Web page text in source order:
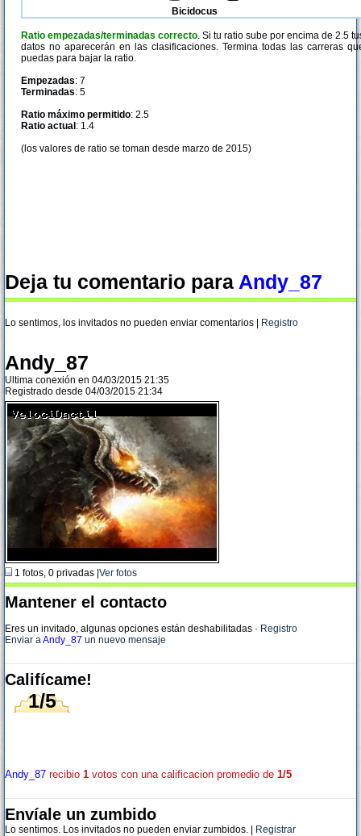
Bicidocus
Ratio empezadas/terminadas correcto. Si tu ratio sube por encima de 2.5
datos no aparecerán en las clasificaciones. Termina todas las carreras
puedas para bajar la ratio.
Empezadas: 7
Terminadas: 5
Ratio máximo permitido: 2.5
Ratio actual : 1.4
(los valores de ratio se toman desde marzo de 2015)
Deja tu comentario para Andy_87
Lo sentimos, los invitados no pueden enviar comentarios | Registro
Andy_87
Ultima conexión en 04/03/2015 21:35
Registrado desde 04/03/2015 21:34
1 fotos, 0 privadas | Ver fotos
Mantener el contacto
Eres un invitado, algunas opciones están deshabilitadas · Registro
Enviar aAndy_87 un nuevo mensaje
Califícame!
1/5
Andy_87 recibio 1 votos con una calificacion promedio de 1/5
Envíale un zumbido
Lo sentimos. Los invitados no pueden enviar zumbidos. | Registrar